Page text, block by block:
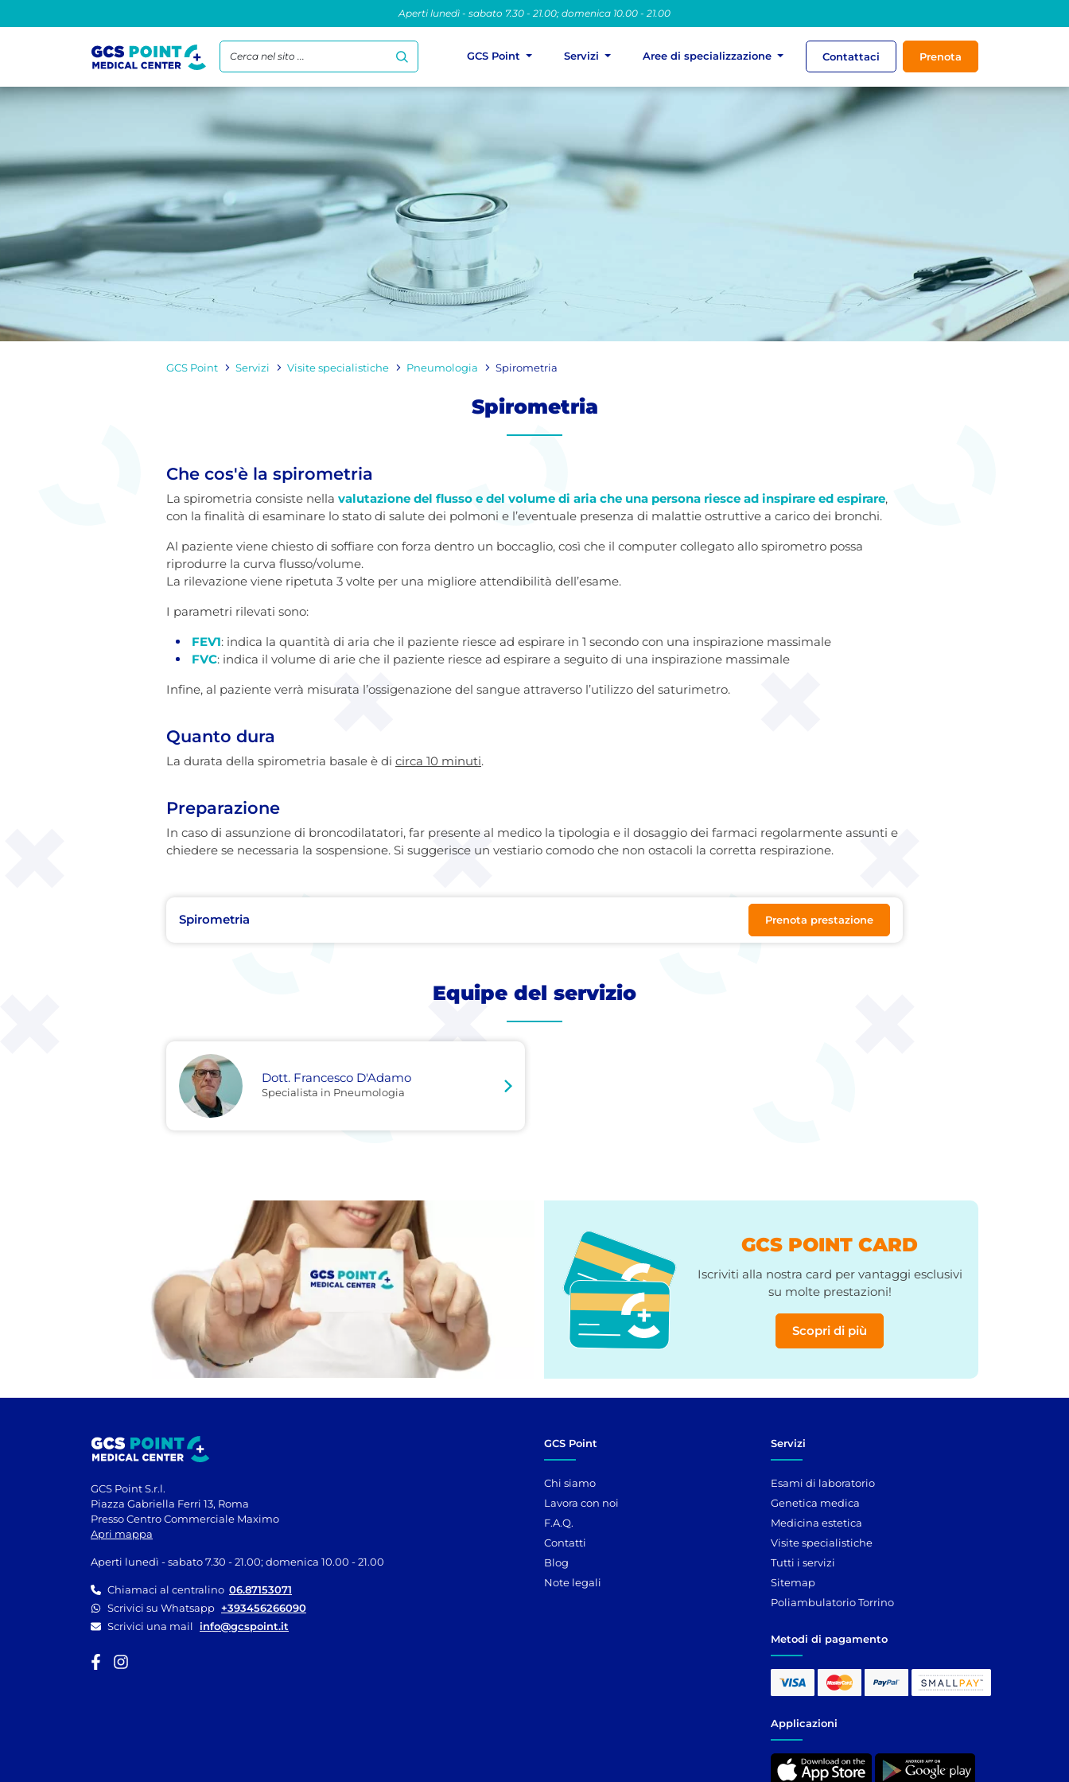
Aperti lunedì - sabato 7.30 - 21.00; domenica 10.00 - 21.00
Cerca nel sito ... GCS Point Servizi Aree di specializzazione Contattaci Prenota
GCS Point Servizi Visite specialistiche Pneumologia Spirometria
Spirometria
Che cos'è la spirometria
La spirometria consiste nella valutazione del flusso e del volume di aria che una persona riesce ad inspirare ed espirare,
con la finalità di esaminare lo stato di salute dei polmoni e l’eventuale presenza di malattie ostruttive a carico dei bronchi.
Al paziente viene chiesto di soffiare con forza dentro un boccaglio, così che il computer collegato allo spirometro possa
riprodurre la curva flusso/volume.
La rilevazione viene ripetuta 3 volte per una migliore attendibilità dell’esame.
I parametri rilevati sono:
FEV1: indica la quantità di aria che il paziente riesce ad espirare in 1 secondo con una inspirazione massimale
FVC: indica il volume di arie che il paziente riesce ad espirare a seguito di una inspirazione massimale
Infine, al paziente verrà misurata l’ossigenazione del sangue attraverso l’utilizzo del saturimetro.
Quanto dura
La durata della spirometria basale è di circa 10 minuti.
Preparazione
In caso di assunzione di broncodilatatori, far presente al medico la tipologia e il dosaggio dei farmaci regolarmente assunti e
chiedere se necessaria la sospensione. Si suggerisce un vestiario comodo che non ostacoli la corretta respirazione.
Spirometria Prenota prestazione
Equipe del servizio
Dott. Francesco D'Adamo
Specialista in Pneumologia
GCS POINT CARD
Iscriviti alla nostra card per vantaggi esclusivi
su molte prestazioni!
Scopri di più
GCS Point S.r.l.
Piazza Gabriella Ferri 13, Roma
Presso Centro Commerciale Maximo
Apri mappa
Aperti lunedì - sabato 7.30 - 21.00; domenica 10.00 - 21.00
Chiamaci al centralino 06.87153071
Scrivici su Whatsapp +393456266090
Scrivici una mail
info@gcspoint.it
GCS Point
Chi siamo
Lavora con noi
F.A.Q.
Contatti
Blog
Note legali
Servizi
Esami di laboratorio
Genetica medica
Medicina estetica
Visite specialistiche
Tutti i servizi
Sitemap
Poliambulatorio Torrino
Metodi di pagamento
Applicazioni